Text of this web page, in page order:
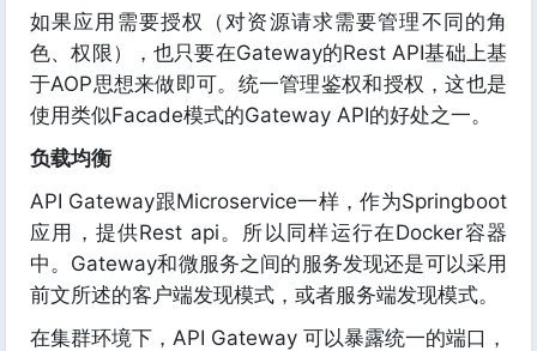
如果应用需要授权（对资源请求需要管理不同的角
色、权限），也只要在Gateway的Rest API基础上基
于AOP思想来做即可。统一管理鉴权和授权，这也是
使用类似Facade模式的Gateway API的好处之一。
负载均衡
API Gateway跟Microservice一样，作为Springboot
应用，提供Rest api。所以同样运行在Docker容器
中。Gateway和微服务之间的服务发现还是可以采用
前文所述的客户端发现模式，或者服务端发现模式。
在集群环境下，API Gateway 可以暴露统一的端口，